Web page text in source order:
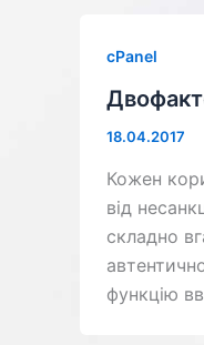
cPanel
18.04.2017
Кожен
від
складно
функцію